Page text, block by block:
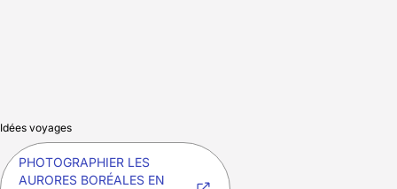
Idées voyages
PHOTOGRAPHIER LES
AURORES BORÉALES EN